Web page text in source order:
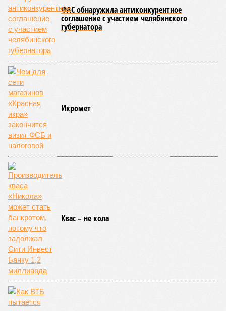
ФАС обнаружила антиконкурентное
соглашение с участием челябинского
губернатора
Икромет
Квас – не кола